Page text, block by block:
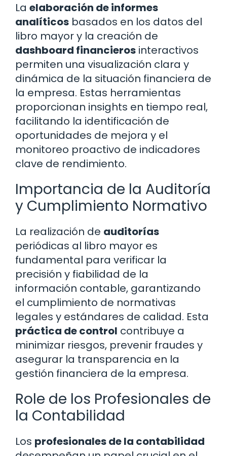
La elaboración de informes
analíticos basados en los datos del
libro mayor y la creación de
dashboard financieros interactivos
permiten una visualización clara y
dinámica de la situación financiera de
la empresa. Estas herramientas
proporcionan insights en tiempo real,
facilitando la identificación de
oportunidades de mejora y el
monitoreo proactivo de indicadores
clave de rendimiento.
Importancia de la Auditoría
y Cumplimiento Normativo
La realización de auditorías
periódicas al libro mayor es
fundamental para verificar la
precisión y fiabilidad de la
información contable, garantizando
el cumplimiento de normativas
legales y estándares de calidad. Esta
práctica de control contribuye a
minimizar riesgos, prevenir fraudes y
asegurar la transparencia en la
gestión financiera de la empresa.
Role de los Profesionales de
la Contabilidad
Los profesionales de la contabilidad